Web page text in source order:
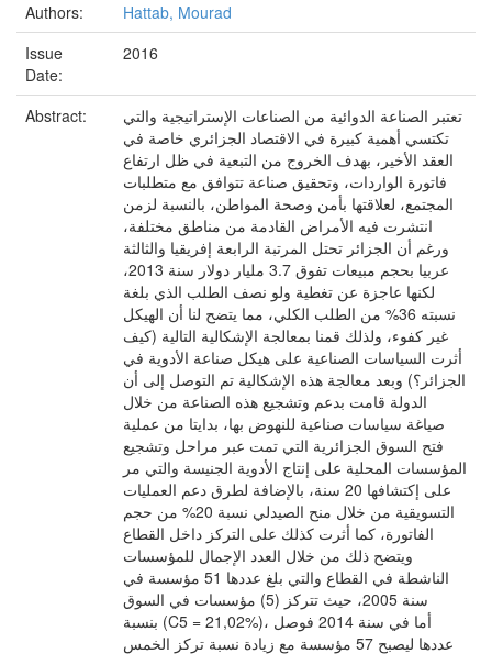
Authors:
Hattab, Mourad
Issue
Date:
2016
Abstract:
تعتبر الصناعة الدوائية من الصناعات الإستراتيجية والتي
تكتسي أهمية كبيرة في الاقتصاد الجزائري خاصة في
العقد الأخير، بهدف الخروج من التبعية في ظل ارتفاع
فاتورة الواردات، وتحقيق صناعة تتوافق مع متطلبات
المجتمع، لعلاقتها بأمن وصحة المواطن، بالنسبة لزمن
انتشرت فيه الأمراض القادمة من مناطق مختلفة،
ورغم أن الجزائر تحتل المرتبة الرابعة إفريقيا والثالثة
عربيا بحجم مبيعات تفوق 3.7 مليار دولار سنة 2013،
لكنها عاجزة عن تغطية ولو نصف الطلب الذي بلغة
نسبته 36% من الطلب الكلي، مما يتضح لنا أن الهيكل
غير كفوء، ولذلك قمنا بمعالجة الإشكالية التالية (كيف
أثرت السياسات الصناعية على هيكل صناعة الأدوية في
الجزائر؟) وبعد معالجة هذه الإشكالية تم التوصل إلى أن
الدولة قامت بدعم وتشجيع هذه الصناعة من خلال
صياغة سياسات صناعية للنهوض بها، بدايتا من عملية
فتح السوق الجزائرية التي تمت عبر مراحل وتشجيع
المؤسسات المحلية على إنتاج الأدوية الجنيسة والتي مر
على إكتشافها 20 سنة، بالإضافة لطرق دعم العمليات
التسويقية من خلال منح الصيدلي نسبة 20% من حجم
الفاتورة، كما أثرت كذلك على التركز داخل القطاع
ويتضح ذلك من خلال العدد الإجمال للمؤسسات
الناشطة في القطاع والتي بلغ عددها 51 مؤسسة في
سنة 2005، حيث تتركز (5) مؤسسات في السوق
بنسبة (C5 = 21,02%)، أما في سنة 2014 فوصل
عددها ليصبح 57 مؤسسة مع زيادة نسبة تركز الخمس